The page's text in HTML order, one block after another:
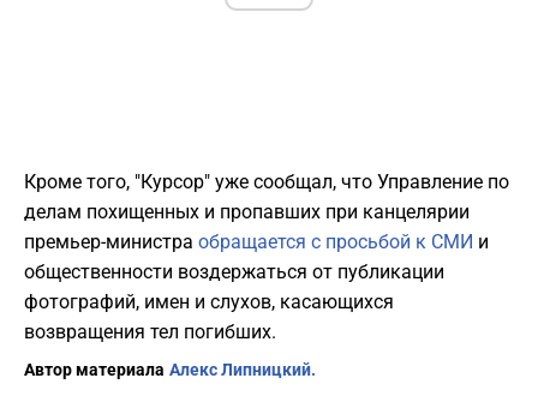
Кроме того, "Курсор" уже сообщал, что Управление по
делам похищенных и пропавших при канцелярии
премьер-министра обращается с просьбой к СМИ и
общественности воздержаться от публикации
фотографий, имен и слухов, касающихся
возвращения тел погибших.
Автор материала Алекс Липницкий.